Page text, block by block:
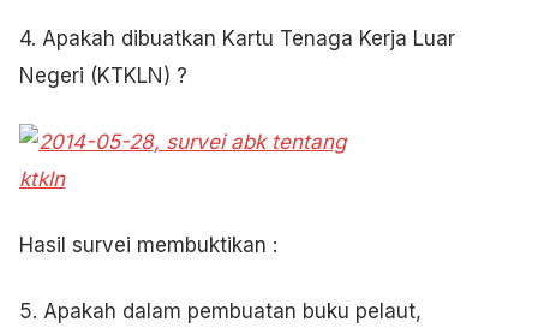
4. Apakah dibuatkan Kartu Tenaga Kerja Luar
Negeri (KTKLN) ?
Hasil survei membuktikan :
5. Apakah dalam pembuatan buku pelaut,